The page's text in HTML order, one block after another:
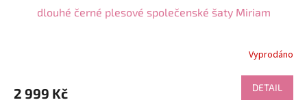
dlouhé černé plesové společenské šaty Miriam
Vyprodáno
2 999 Kč DETAIL